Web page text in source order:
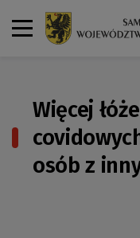
Więcej
osób z